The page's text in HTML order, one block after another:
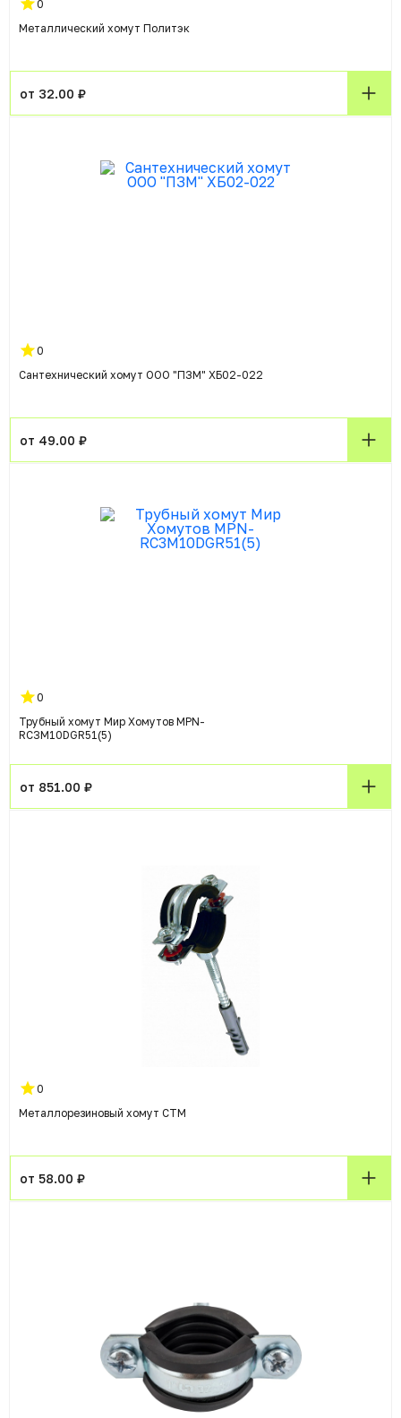
0
Металлический хомут Политэк
от 32.00 ₽
0
Сантехнический хомут ООО "ПЗМ" ХБ02-022
от 49.00 ₽
0
Трубный хомут Мир Хомутов MPN-
RC3М10DGR51(5)
от 851.00 ₽
0
Металлорезиновый хомут СТМ
от 58.00 ₽